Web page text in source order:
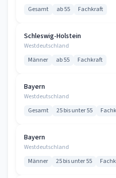
Gesamt ab 55 Fachkraft
Schleswig-Holstein
Westdeutschland
Männer ab 55 Fachkraft
Bayern
Westdeutschland
Gesamt 25 bis unter 55
Bayern
Westdeutschland
Männer 25 bis unter 55